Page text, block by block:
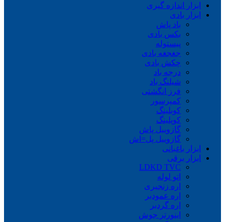
ابزار اندازه گیری
ابزار بادی
باد پاش
بکس بادی
پیستوله
جغجغه بادی
چکش بادی
درجه باد
شیلنگ باد
فرز انگشتی
کمپرسور
کوبلینگ
کوپلینگ
گازوییل پاش
گازوییل پل=اش
ابزار باغبانی
ابزار برقی
LDKD TVC
اتو لوله
اره زنجیری
اره عمودبر
اره گردبر
اینورتر جوش